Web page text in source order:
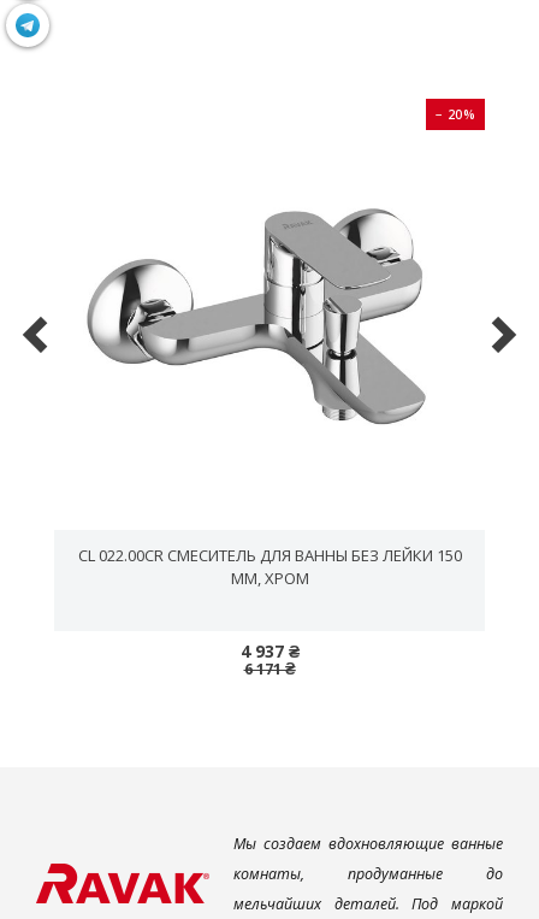
− 20%
CL 022.00CR СМЕСИТЕЛЬ ДЛЯ ВАННЫ БЕЗ ЛЕЙКИ 150
ММ, ХРОМ
4 937 ₴
6 171 ₴
Мы создаем вдохновляющие ванные
комнаты, продуманные до
мельчайших деталей. Под маркой